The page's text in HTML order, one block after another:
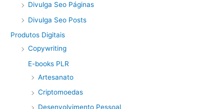
Divulga Seo Páginas
Divulga Seo Posts
Produtos Digitais
Copywriting
E-books PLR
Artesanato
Criptomoedas
Desenvolvimento Pessoal